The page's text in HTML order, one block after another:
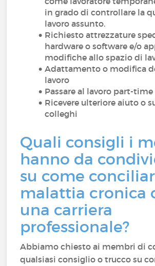
in grado di controllare la
lavoro assunto.
Richiesto attrezzature
hardware o software e/o
modifiche allo spazio di
Adattamento o modifica
lavoro
Passare al lavoro part-time
Ricevere ulteriore aiuto o
colleghi
Quali consigli i
hanno da
su come
malattia cronica
una carriera
professionale?
Abbiamo chiesto ai membri di
qualsiasi consiglio o trucco su